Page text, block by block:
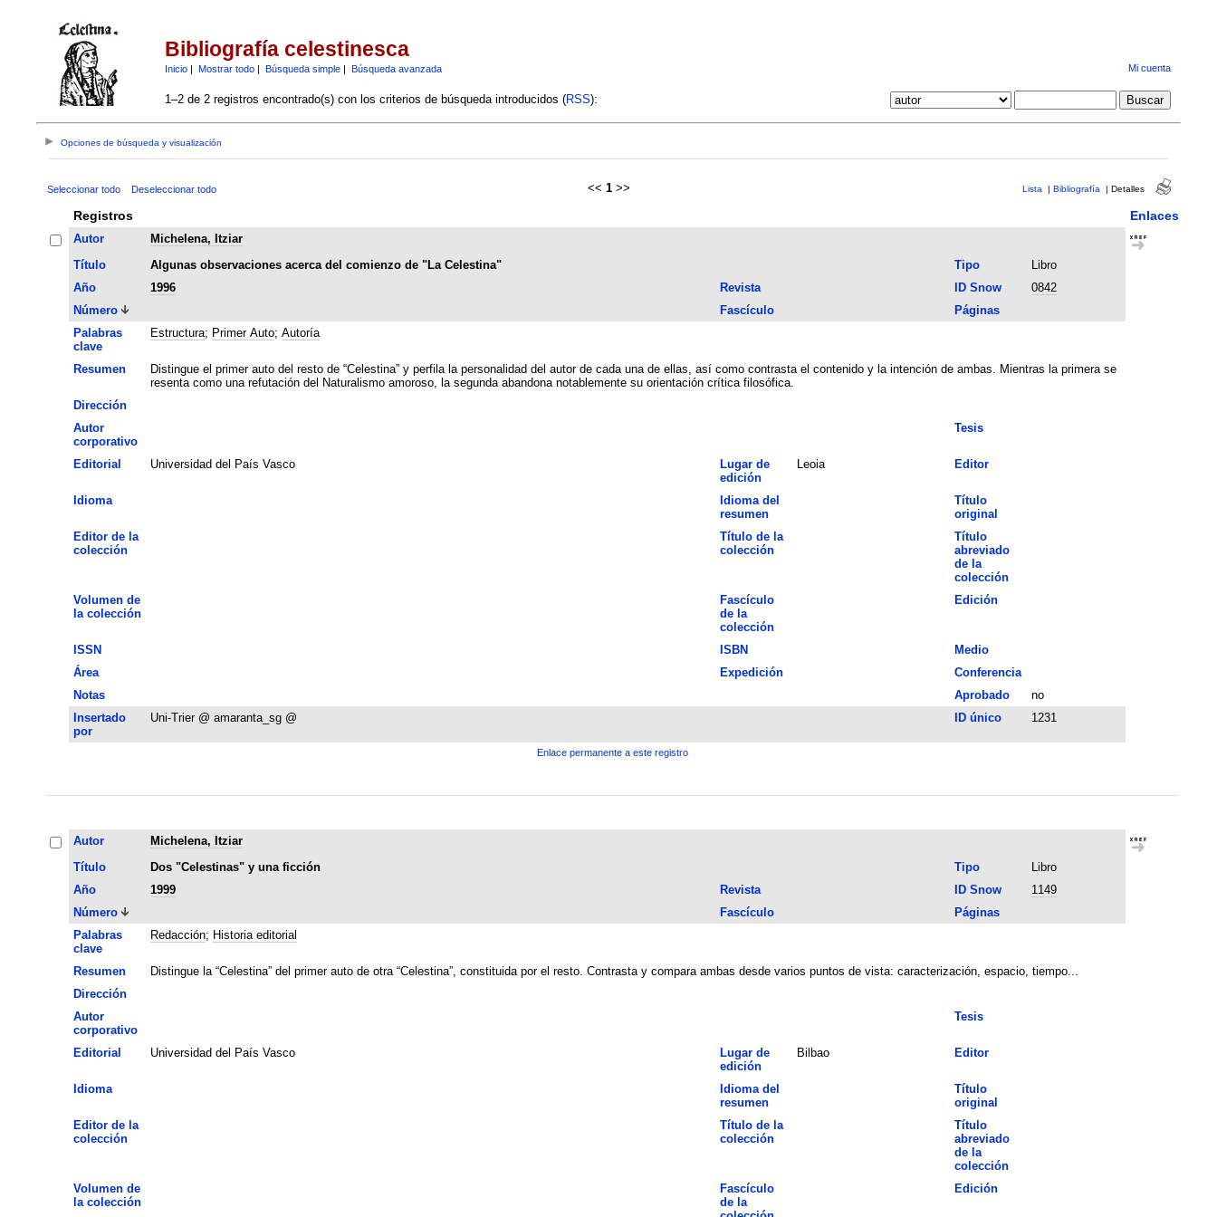
Bibliografía celestinesca
Inicio| Mostrar todo| Búsqueda simple| Búsqueda avanzada Mi cuenta
1–2 de 2 registros encontrado(s) con los criterios de búsqueda introducidos (RSS):
Opciones de búsqueda y visualización
Seleccionar todo Deseleccionar todo << 1 >> Lista | Bibliografía | Detalles
Registros Enlaces
Autor
Michelena, Itziar
Título
Algunas observaciones acerca del comienzo de "La Celestina" Tipo
Libro
Año
1996 Revista ID Snow
0842
Número
Fascículo
Páginas
Palabras
clave
Estructura; Primer Auto; Autoría
Resumen
Distingue el primer auto del resto de “Celestina” y perfila la personalidad del autor de cada una de ellas, así como contrasta el contenido y la intención de ambas. Mientras la primera se
resenta como una refutación del Naturalismo amoroso, la segunda abandona notablemente su orientación crítica filosófica.
Dirección
Autor
corporativo
Tesis
Editorial Universidad del País Vasco
Lugar de
edición
Leoia Editor
Idioma
Idioma del
resumen
Título
original
Editor de la
colección
Título de la
colección
Título
abreviado
de la
colección
Volumen de
la colección
Fascículo
de la
colección
Edición
ISSN ISBN
Medio
Área
Expedición
Conferencia
Notas
Aprobado
no
Insertado
por
Uni-Trier @ amaranta_sg @ ID único 1231
Enlace permanente a este registro
Autor
Michelena, Itziar
Título
Dos "Celestinas" y una ficción Tipo
Libro
Año
1999 Revista ID Snow
1149
Número
Fascículo
Páginas
Palabras
clave
Redacción; Historia editorial
Resumen
Distingue la “Celestina” del primer auto de otra “Celestina”, constituida por el resto. Contrasta y compara ambas desde varios puntos de vista: caracterización, espacio, tiempo...
Dirección
Autor
corporativo
Tesis
Editorial Universidad del País Vasco
Lugar de
edición
Bilbao Editor
Idioma
Idioma del
resumen
Título
original
Editor de la
colección
Título de la
colección
Título
abreviado
de la
colección
Volumen de
la colección
Fascículo
de la
Edición